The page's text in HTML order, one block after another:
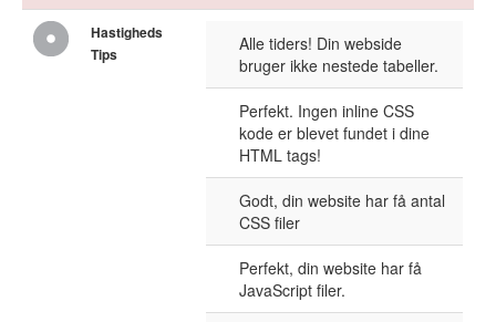
Hastigheds
Tips
Alle tiders! Din webside
bruger ikke nestede tabeller.
Perfekt. Ingen inline CSS
kode er blevet fundet i dine
HTML tags!
Godt, din website har få antal
CSS filer
Perfekt, din website har få
JavaScript filer.